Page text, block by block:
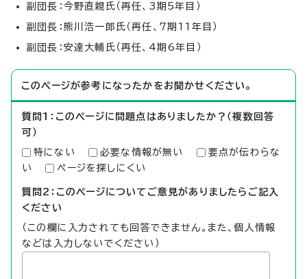
副団長：今野直親氏（再任、3期5年目）
副団長：熊川浩一郎氏（再任、7期11年目）
副団長：安達大輔氏（再任、4期6年目）
このページが参考になったかをお聞かせください。
質問1：このページに問題点はありましたか？（複数回答
可）
特にない 必要な情報が無い
要点が伝わらな
い
ページを探しにくい
質問2：このページについてご意見がありましたらご記入
ください
（この欄に入力されても回答できません。また、個人情報
などは入力しないでください）